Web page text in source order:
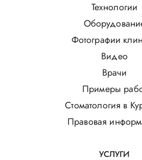
Технологии
Фотографии
Видео
Врачи
Примеры
Стоматология в
Правовая
УСЛУГИ